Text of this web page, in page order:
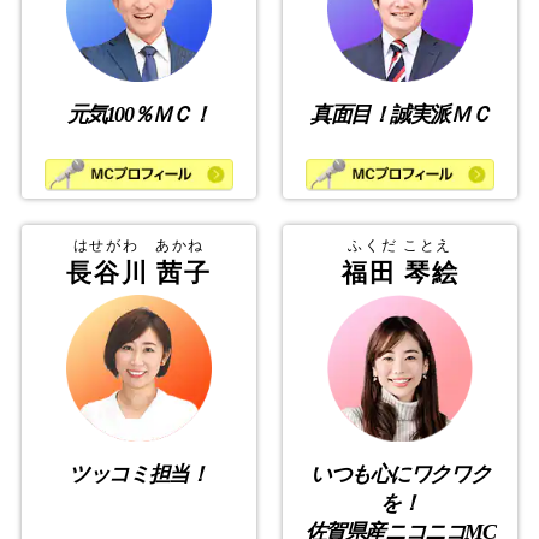
元気100％ＭＣ！ 真面目！誠実派ＭＣ
はせがわ あかね
長谷川 茜子
ツッコミ担当！
ふくだ ことえ
福田 琴絵
いつも心にワクワク
を！
佐賀県産ニコニコMC